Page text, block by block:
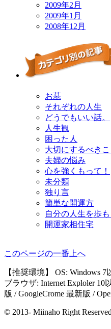
2009年2月
2009年1月
2008年12月
お墓
それぞれの人生
どうでもいい話。
人生観
困った人
大切にするべきこ
夫婦の悩み
心を強くもって！
未分類
独り言
簡単な開運方
自分の人生を歩も
開運家相住宅
このページの一番上へ
【推奨環境】 OS: Windows 7
ブラウザ: Internet Exploler 10
版 / GoogleCrome 最新版 /
© 2013- Miinaho Right